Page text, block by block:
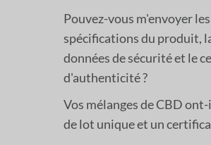
Pouvez-vous m'envoyer les
spécifications du produit,
données de sécurité et le
d'authenticité ?
Vos mélanges de CBD
de lot unique et un